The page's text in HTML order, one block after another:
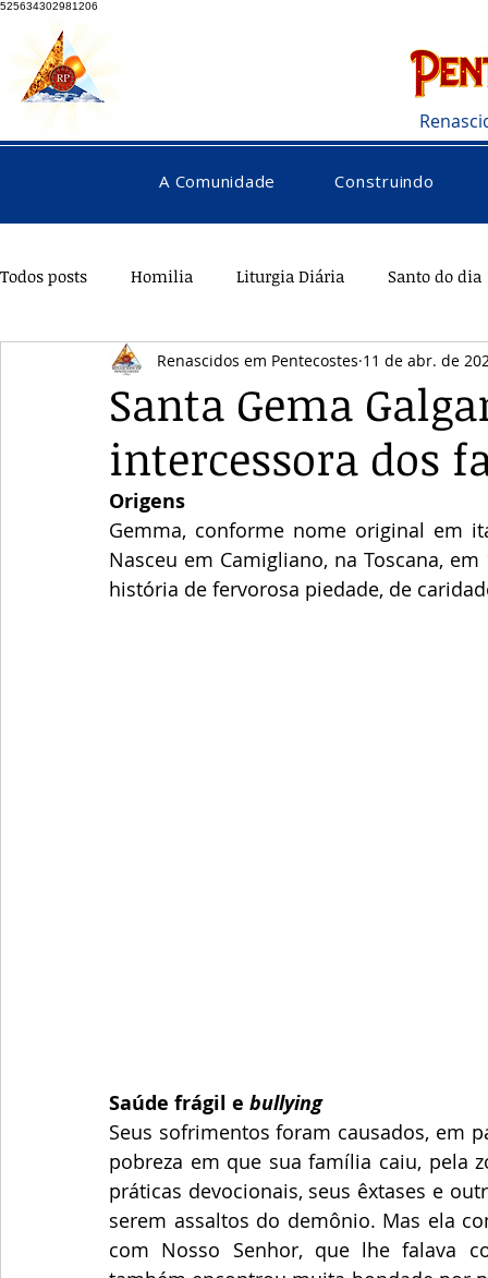
525634302981206
A Comunidade Construindo
Todos posts Homilia Liturgia Diária Santo do dia
Pentecostes Galeria Orações Saúde
Santa Gema
intercessora dos
Renascidos em Pentecostes 11 de abr. de
Origens
Gemma, conforme nome original em
Nasceu em Camigliano, na Toscana,
história de fervorosa piedade, de
Saúde frágil e bullying
Seus sofrimentos foram causados, em
pobreza em que sua família caiu, pela
práticas devocionais, seus êxtases e
serem assaltos do demônio. Mas ela
com Nosso Senhor, que lhe falava